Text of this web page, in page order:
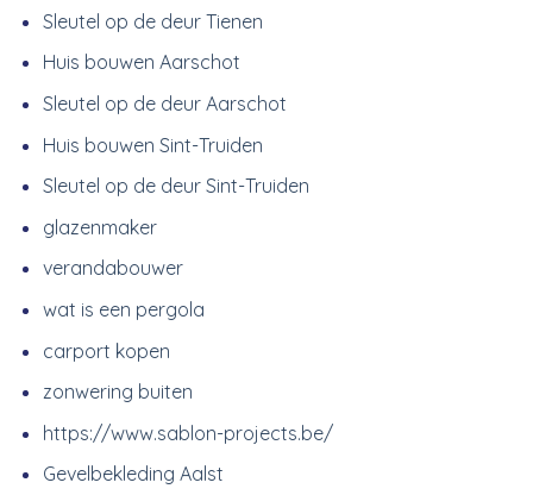
Sleutel op de deur Tienen
Huis bouwen Aarschot
Sleutel op de deur Aarschot
Huis bouwen Sint-Truiden
Sleutel op de deur Sint-Truiden
glazenmaker
verandabouwer
wat is een pergola
carport kopen
zonwering buiten
https://www.sablon-projects.be/
Gevelbekleding Aalst